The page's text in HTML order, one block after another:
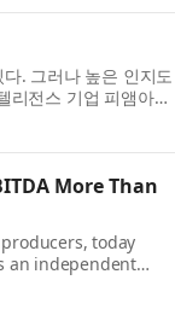
. 그러나 높은 인지도
리전스 기업 피앰아이
More Than
today
an independent